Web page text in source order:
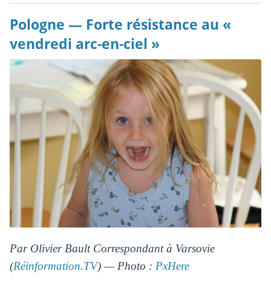
Pologne — Forte résistance au «
vendredi arc-en-ciel »
Par Olivier Bault Correspondant à Varsovie
(Réinformation.TV) — Photo : PxHere